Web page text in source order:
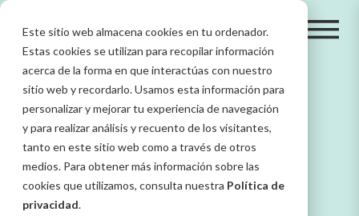
Este sitio web almacena cookies en tu ordenador.
Estas cookies se utilizan para recopilar información
acerca de la forma en que interactúas con nuestro
sitio web y recordarlo. Usamos esta información para
personalizar y mejorar tu experiencia de navegación
y para realizar análisis y recuento de los visitantes,
tanto en este sitio web como a través de otros
medios. Para obtener más información sobre las
cookies que utilizamos, consulta nuestra Política de
privacidad.
TU AGENCIA
C |
#16 HubSpot Global Partner of the Year